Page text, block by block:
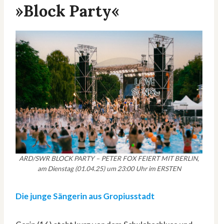
»Block Party«
ARD/SWR BLOCK PARTY – PETER FOX FEIERT MIT BERLIN,
am Dienstag (01.04.25) um 23:00 Uhr im ERSTEN
Die junge Sängerin aus Gropiusstadt